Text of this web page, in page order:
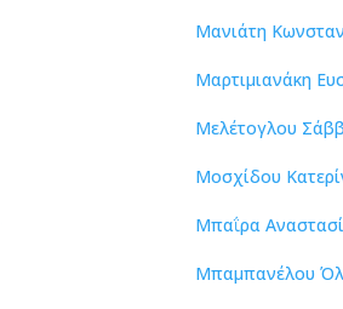
Μανιάτη
Μαρτιμιανάκη
Μελέτογλου
Μοσχίδου
Μπαΐρα
Μπαμπανέλου